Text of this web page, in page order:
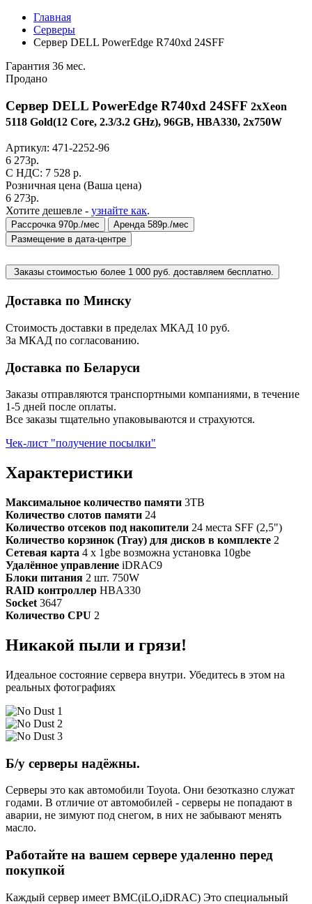
Главная
Серверы
Сервер DELL PowerEdge R740xd 24SFF
Гарантия 36 мес.
Продано
Сервер DELL PowerEdge R740xd 24SFF 2xXeon
5118 Gold(12 Core, 2.3/3.2 GHz), 96GB, HBA330, 2x750W
Артикул: 471-2252-96
6 273р.
C НДС: 7 528 р.
Розничная цена (Ваша цена)
6 273р.
Хотите дешевле - узнайте как.
Рассрочка 970р./мес
Аренда 589р./мес
Размещение в дата-центре
Заказы стоимостью более 1 000 руб. доставляем бесплатно.
Доставка по Минску
Стоимость доставки в пределах МКАД 10 руб.
За МКАД по согласованию.
Доставка по Беларуси
Заказы отправляются транспортными компаниями, в течение
1-5 дней после оплаты.
Все заказы тщательно упаковываются и страхуются.
Чек-лист "получение посылки"
Характеристики
Максимальное количество памяти 3TB
Количество слотов памяти 24
Количество отсеков под накопители 24 места SFF (2,5")
Количество корзинок (Tray) для дисков в комплекте 2
Сетевая карта 4 x 1gbe возможна установка 10gbe
Удалённое управление iDRAC9
Блоки питания 2 шт. 750W
RAID контроллер HBA330
Socket 3647
Количество CPU 2
Никакой пыли и грязи!
Идеальное состояние сервера внутри. Убедитесь в этом на
реальных фотографиях
Б/у серверы надёжны.
Серверы это как автомобили Toyota. Они безотказно служат
годами. В отличие от автомобилей - серверы не попадают в
аварии, не зимуют под снегом, в них не забывают менять
масло.
Работайте на вашем сервере удаленно перед
покупкой
Каждый сервер имеет BMC(iLO,iDRAC) Это специальный